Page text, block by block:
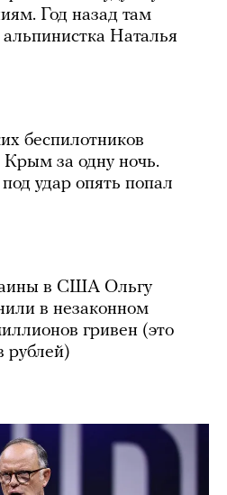
Год назад там
Наталья
беспилотников
Крым за одну ночь.
удар опять попал
в США Ольгу
в незаконном
гривен (это
рублей)